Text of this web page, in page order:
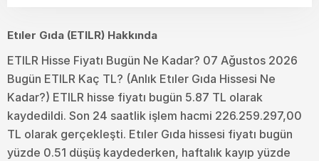
Etıler Gıda (ETILR) Hakkında
ETILR Hisse Fiyatı Bugün Ne Kadar? 07 Ağustos 2026
Bugün ETILR Kaç TL? (Anlık Etıler Gıda Hissesi Ne
Kadar?) ETILR hisse fiyatı bugün 5.87 TL olarak
kaydedildi. Son 24 saatlik işlem hacmi 226.259.297,00
TL olarak gerçekleşti. Etıler Gıda hissesi fiyatı bugün
yüzde 0.51 düşüş kaydederken, haftalık kayıp yüzde